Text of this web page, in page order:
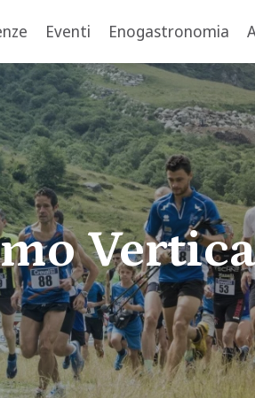
Eventi Enogastronomia